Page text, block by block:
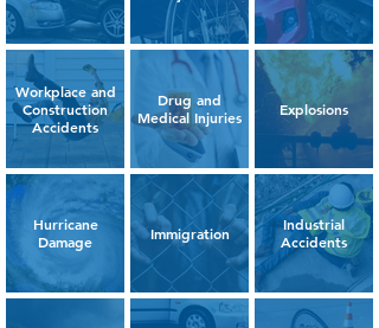
Workplace and
Construction
Accidents
Drug and
Medical Injuries
Explosions
Hurricane
Damage
Immigration
Industrial
Accidents